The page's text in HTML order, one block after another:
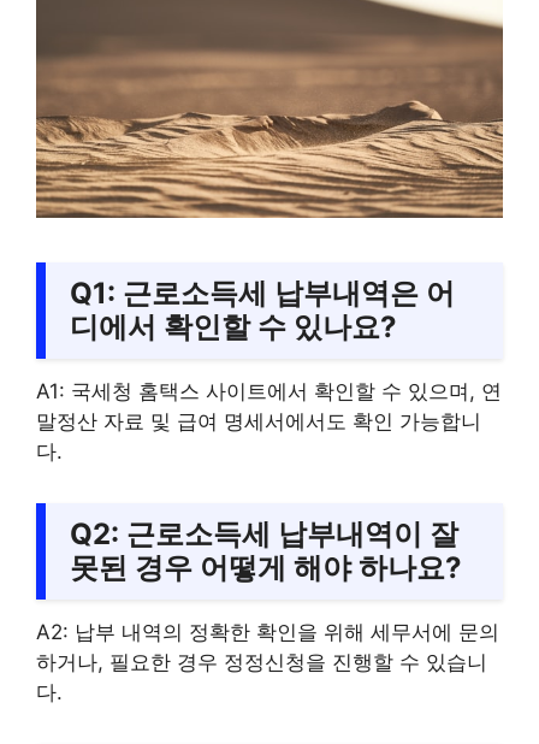
Q1: 근로소득세 납부내역은 어
디에서 확인할 수 있나요?
A1: 국세청 홈택스 사이트에서 확인할 수 있으며, 연
말정산 자료 및 급여 명세서에서도 확인 가능합니
다.
Q2: 근로소득세 납부내역이 잘
못된 경우 어떻게 해야 하나요?
A2: 납부 내역의 정확한 확인을 위해 세무서에 문의
하거나, 필요한 경우 정정신청을 진행할 수 있습니
다.